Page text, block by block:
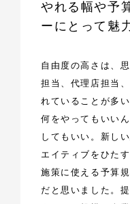
やれる幅や予
ーにとって魅
自由度の高さは、
担当、代理店担当
れていることが多
何をやってもいい
してもいい。新し
エイティブをひた
施策に使える予算
だと思いました。